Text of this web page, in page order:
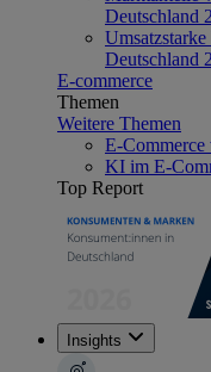
Deutschland
Deutschland
E-commerce
Themen
Weitere Themen
E-
KI im E-
Top Report
Insights